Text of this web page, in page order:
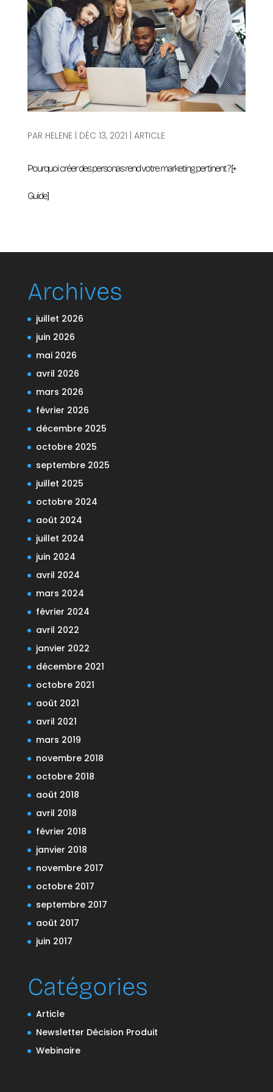
Pourquoi créer des personas rend votre marketing pertinent ? [+
Guide]
PAR HELENE | DÉC 13, 2021 | ARTICLE
Archives
juillet 2026
juin 2026
mai 2026
avril 2026
mars 2026
février 2026
décembre 2025
octobre 2025
septembre 2025
juillet 2025
octobre 2024
août 2024
juillet 2024
juin 2024
avril 2024
mars 2024
février 2024
avril 2022
janvier 2022
décembre 2021
octobre 2021
août 2021
avril 2021
mars 2019
novembre 2018
octobre 2018
août 2018
avril 2018
février 2018
janvier 2018
novembre 2017
octobre 2017
septembre 2017
août 2017
juin 2017
Catégories
Article
Newsletter Décision Produit
Webinaire